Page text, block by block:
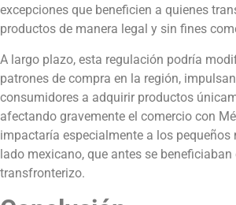
excepciones que beneficien a quienes
productos de manera legal y sin fines
A largo plazo, esta regulación podría
patrones de compra en la región,
consumidores a adquirir productos
afectando gravemente el comercio con
impactaría especialmente a los pequeños
lado mexicano, que antes se
transfronterizo.